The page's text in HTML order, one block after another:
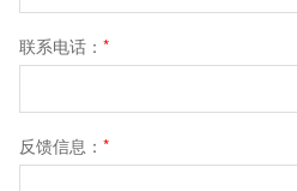
联系电话： *
反馈信息： *